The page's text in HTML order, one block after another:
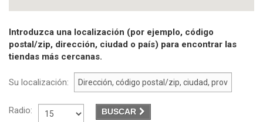
Introduzca una localización (por ejemplo, código
postal/zip, dirección, ciudad o país) para encontrar las
tiendas más cercanas.
Su localización:
Radio: BUSCAR